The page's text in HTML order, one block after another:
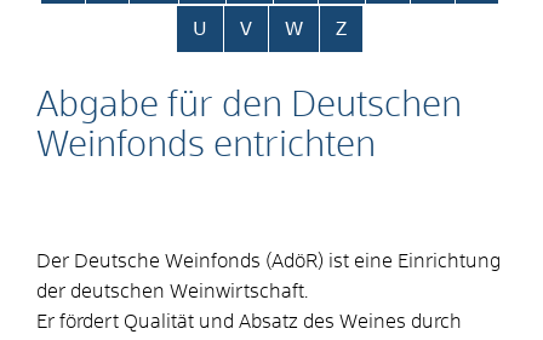
U V W Z
Abgabe für den Deutschen
Weinfonds entrichten
Der Deutsche Weinfonds (AdöR) ist eine Einrichtung
der deutschen Weinwirtschaft.
Er fördert Qualität und Absatz des Weines durch